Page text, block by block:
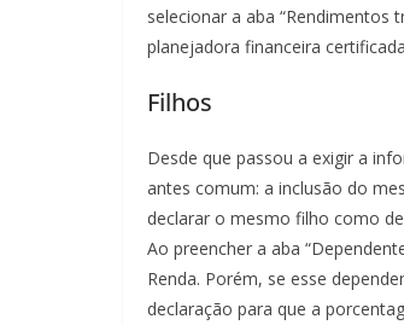
selecionar a aba “Rendimentos
planejadora financeira
Filhos
Desde que passou a exigir a
antes comum: a inclusão do
declarar o mesmo filho como
Ao preencher a aba
Renda. Porém, se esse
declaração para que a